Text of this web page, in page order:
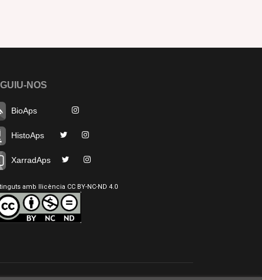
NOS
BioAps
HistoAps
XarradAps
amb llicència CC BY-NC-ND 4.0